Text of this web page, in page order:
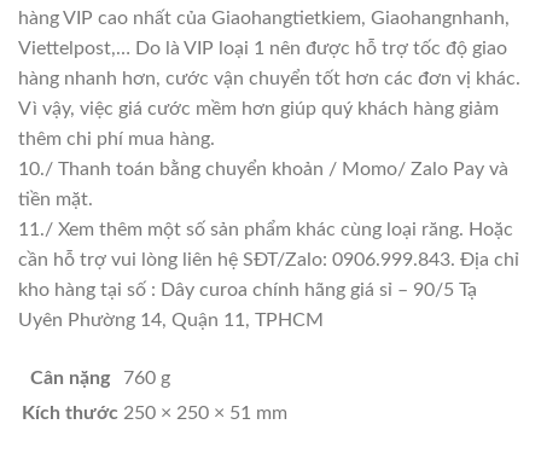
hàng VIP cao nhất của Giaohangtietkiem, Giaohangnhanh,
Viettelpost,… Do là VIP loại 1 nên được hỗ trợ tốc độ giao
hàng nhanh hơn, cước vận chuyển tốt hơn các đơn vị khác.
Vì vậy, việc giá cước mềm hơn giúp quý khách hàng giảm
thêm chi phí mua hàng.
10./ Thanh toán bằng chuyển khoản / Momo/ Zalo Pay và
tiền mặt.
11./ Xem thêm một số sản phẩm khác cùng loại răng. Hoặc
cần hỗ trợ vui lòng liên hệ SĐT/Zalo: 0906.999.843. Địa chỉ
kho hàng tại số : Dây curoa chính hãng giá sỉ – 90/5 Tạ
Uyên Phường 14, Quận 11, TPHCM
Cân nặng
760 g
Kích thước 250 × 250 × 51 mm